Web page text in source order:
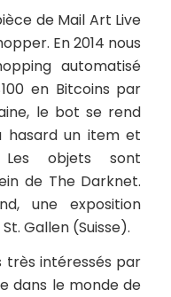
de Mail Art Live
. En 2014 nous
automatisé
en Bitcoins par
le bot se rend
hasard un item et
objets sont
de The Darknet.
, une exposition
Gallen (Suisse).
très intéressés par
dans le monde de